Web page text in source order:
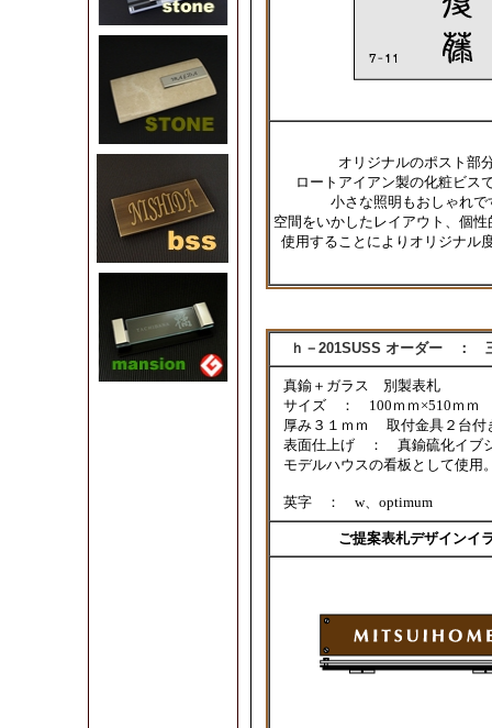
オリジナルのポスト部
ロートアイアン製の化粧ビス
小さな照明もおしゃれで
空間をいかしたレイアウト、個
使用することによりオリジナル
ｈ－201SUSS オーダー ：
真鍮＋ガラス 別製表札
サイズ ： 100 ｍｍ×510ｍ
厚み３１ｍｍ 取付金具２台付
表面仕上げ ： 真鍮硫化イブ
モデルハウスの看板として使用
英字 ： w、optimum
ご提案表札デザインイ